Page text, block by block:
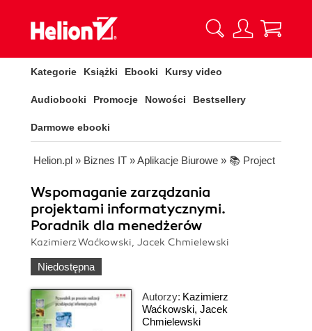
Kategorie Książki Ebooki Kursy video
Audiobooki Promocje Nowości Bestsellery
Darmowe ebooki
Helion.pl » Biznes IT »Aplikacje Biurowe » 📚 Project
Wspomaganie zarządzania
projektami informatycznymi.
Poradnik dla menedżerów
Kazimierz Waćkowski, Jacek Chmielewski
Niedostępna
Autorzy: Kazimierz
Waćkowski, Jacek
Chmielewski